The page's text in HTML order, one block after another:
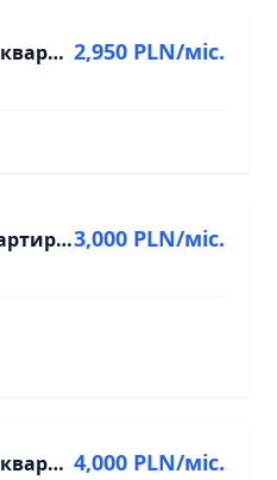
Оренда 2-кімнатної квартири 50 м² у Фабричній, Вроцлав 2,950 PLN/міс.
Оренда стильної квартири з балконом, Оłбин, 2 кімнати, 44 м²3,000 PLN/міс.
Оренда 2-кімнатної квартири 47 м² у Старому Місті, Вроцлав 4,000 PLN/міс.